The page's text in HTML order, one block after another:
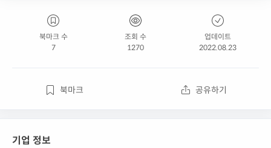
북마크 수
7
조회 수
1270
업데이트
2022.08.23
북마크 공유하기
기업 정보